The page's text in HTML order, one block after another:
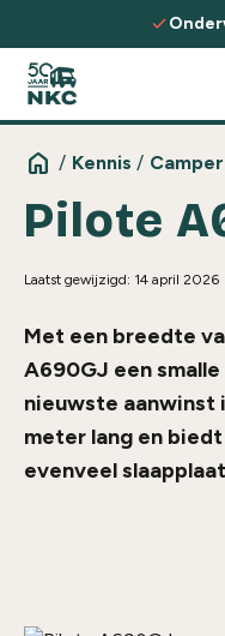
Spring naar de inhoud
Onderweg
home / Kennis /
Pilote
Laatst gewijzigd: 14 april 2026
Met een breedte
A690GJ een
nieuwste aanwinst
meter lang en
evenveel